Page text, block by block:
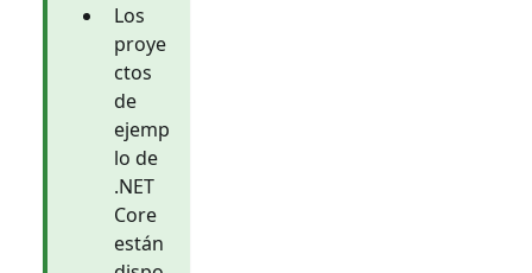
Los
proye
ctos
de
ejemp
lo de
.NET
Core
están